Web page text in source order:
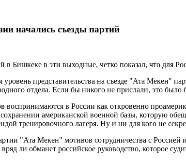
начались съезды партий
Бишкеке в эти выходные, четко показал, что для
уровень представительства на съезде "Ата Мекен"
отдела. Если бы никого не прислали, это было
воспринимаются в России как откровенно
американской военной базы, которую
тренировочного лагеря. Ну и ни для кого не
"Ата Мекен" мотивов сотрудничества с
ли обманет российское руководство, которое